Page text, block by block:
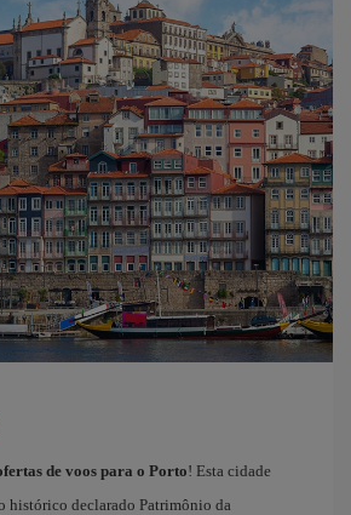
de voos para o Porto! Esta cidade
histórico declarado Patrimônio da